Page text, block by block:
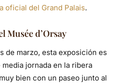
oficial del Grand Palais.
Musée d’Orsay
de marzo, esta exposición es
jornada en la ribera
bien con un paseo junto al